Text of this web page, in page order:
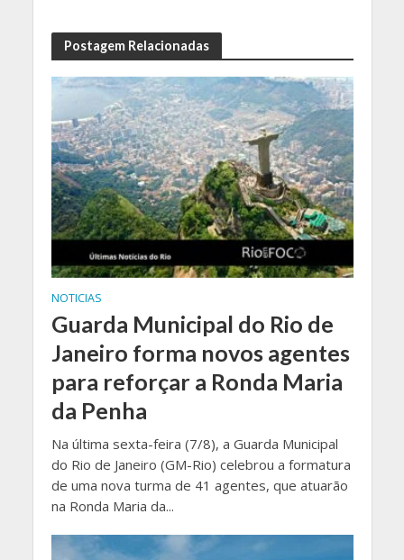
Postagem Relacionadas
NOTICIAS
Guarda Municipal do Rio de
Janeiro forma novos agentes
para reforçar a Ronda Maria
da Penha
Na última sexta-feira (7/8), a Guarda Municipal
do Rio de Janeiro (GM-Rio) celebrou a formatura
de uma nova turma de 41 agentes, que atuarão
na Ronda Maria da...